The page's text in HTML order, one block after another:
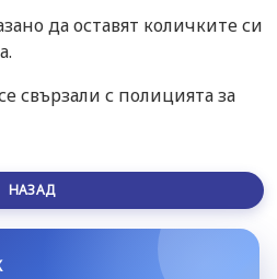
да оставят количките си
свързали с полицията за
НАЗАД